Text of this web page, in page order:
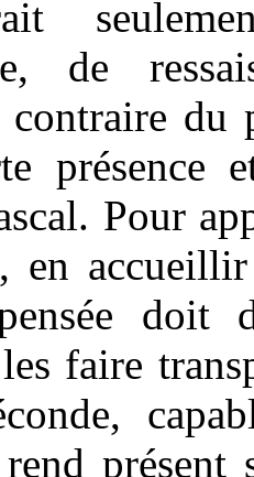
de
contraire du
présence
Pour
en
doit
faire